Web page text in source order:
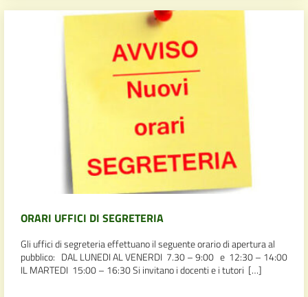
ORARI UFFICI DI SEGRETERIA
Gli uffici di segreteria effettuano il seguente orario di apertura al
pubblico: DAL LUNEDI AL VENERDI 7.30 – 9:00 e 12:30 – 14:00
IL MARTEDI 15:00 – 16:30 Si invitano i docenti e i tutori […]